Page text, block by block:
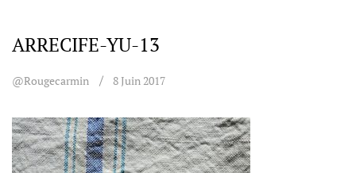
ARRECIFE-YU-13
@rougecarmin 8 Juin 2017